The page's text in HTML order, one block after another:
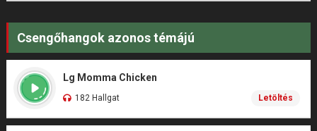
Csengőhangok azonos témájú
Lg Momma Chicken
182 Hallgat Letöltés